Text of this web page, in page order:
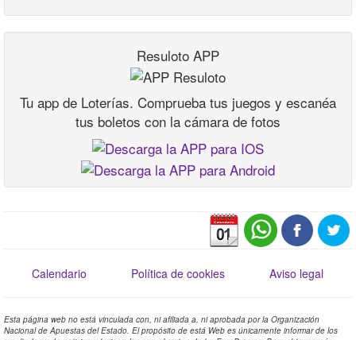
Resuloto APP
Tu app de Loterías. Comprueba tus juegos y escanéa
tus boletos con la cámara de fotos
Calendario Política de cookies Aviso legal
Esta página web no está vinculada con, ni afiliada a, ni aprobada por la Organización
Nacional de Apuestas del Estado. El propósito de está Web es únicamente informar de los